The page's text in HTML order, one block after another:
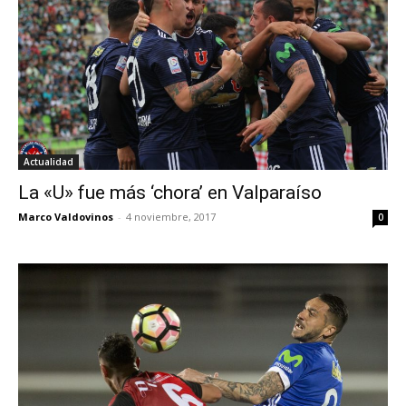
Actualidad
La «U» fue más ‘chora’ en Valparaíso
Marco Valdovinos - 4 noviembre, 2017 0